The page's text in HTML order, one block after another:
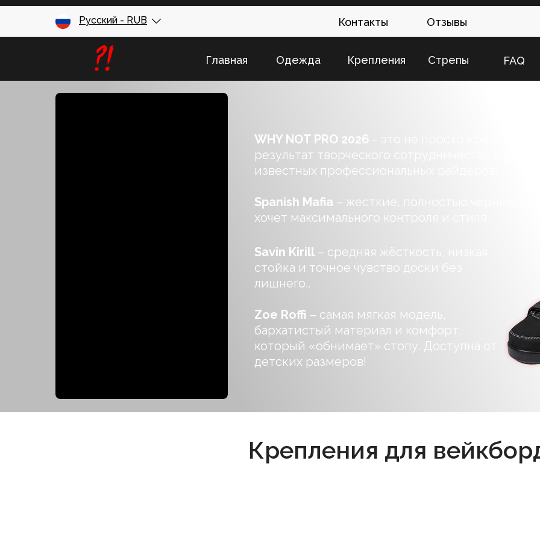
Русский - RUB Контакты Отзывы
Главная Одежда Крепления Стрепы FAQ
Savin Kirill – средняя жёсткость, низкая
стойка и точное чувство доски без
лишнего..
Zoe Roffi – самая мягкая модель,
бархатистый материал и комфорт,
который «обнимает» стопу. Доступна от
детских размеров!
WHY NOT PRO 2026 - это не просто крепления,
результат творческого сотрудничества и
известных профессиональных райдеров!
Spanish Mafia – жесткие, полностью черные,
хочет максимального контроля и стиля.
Крепления для